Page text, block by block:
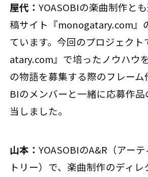
屋代：YOASOBIの楽曲制作と
稿サイト『monogatary.com』
ています。今回のプロジェク
atary.com』で培ったノウハウ
の物語を募集する際のフレーム
BIのメンバーと一緒に応募作
当しました。
山本：YOASOBIのA&R（アー
トリー）で、楽曲制作のディ